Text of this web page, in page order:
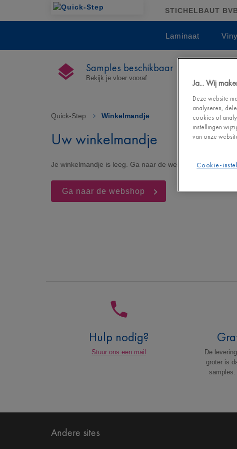
STICHELBAUT
Laminaat
Samples beschikbaar
Bekijk je vloer vooraf
Quick-Step > Winkelmandje
Uw winkelmandje
Je winkelmandje is leeg. Ga naar de webshop om je
Ga naar de webshop
Hulp nodig?
Stuur ons een mail
De
groter is
samples.
Andere sites
Ja... Wij
Deze website
analyseren,
cookies of
instellingen
van onze
Cookie-